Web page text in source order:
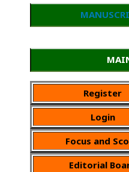
Register
Login
Focus and
Editorial